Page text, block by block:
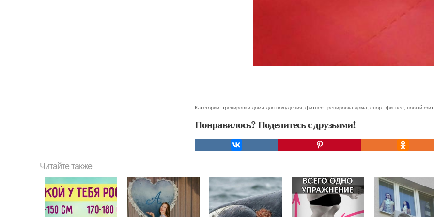
Категории: тренировки дома для похудения фитнес тренировка дома спорт фитнес новый
Понравилось? Поделитесь с друзьями!
Читайте также